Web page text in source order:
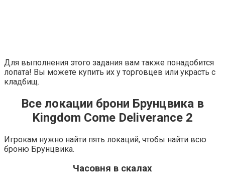
Для выполнения этого задания вам также понадобится
лопата! Вы можете купить их у торговцев или украсть с
кладбищ.
Все локации брони Брунцвика в
Kingdom Come Deliverance 2
Игрокам нужно найти пять локаций, чтобы найти всю
броню Брунцвика.
Часовня в скалах